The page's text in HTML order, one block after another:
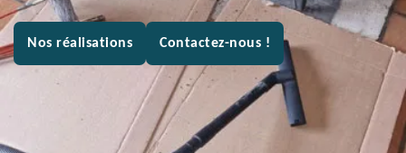
Nos réalisations Contactez-nous !